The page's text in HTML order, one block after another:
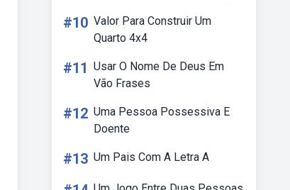
#10 Valor Para Construir Um
Quarto 4x4
#11 Usar O Nome De Deus Em
Vão Frases
#12 Uma Pessoa Possessiva E
Doente
#13 Um Pais Com A Letra A